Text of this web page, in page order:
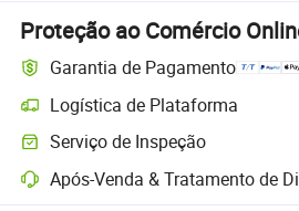
Proteção ao Comércio
Garantia de Pagamento
Logística de Plataforma
Serviço de Inspeção
Após-Venda & Tratamento de